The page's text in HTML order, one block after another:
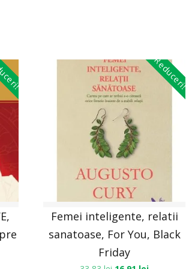
Reduceri!
Femei inteligente, relatii
sanatoase, For You, Black
Friday